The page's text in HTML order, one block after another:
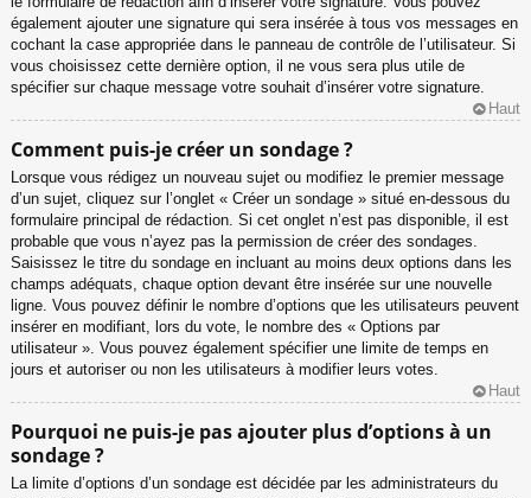
également ajouter une signature qui sera insérée à tous vos messages en
cochant la case appropriée dans le panneau de contrôle de l’utilisateur. Si
vous choisissez cette dernière option, il ne vous sera plus utile de
spécifier sur chaque message votre souhait d’insérer votre signature.
Haut
Comment puis-je créer un sondage ?
Lorsque vous rédigez un nouveau sujet ou modifiez le premier message
d’un sujet, cliquez sur l’onglet « Créer un sondage » situé en-dessous du
formulaire principal de rédaction. Si cet onglet n’est pas disponible, il est
probable que vous n’ayez pas la permission de créer des sondages.
Saisissez le titre du sondage en incluant au moins deux options dans les
champs adéquats, chaque option devant être insérée sur une nouvelle
ligne. Vous pouvez définir le nombre d’options que les utilisateurs peuvent
insérer en modifiant, lors du vote, le nombre des « Options par
utilisateur ». Vous pouvez également spécifier une limite de temps en
jours et autoriser ou non les utilisateurs à modifier leurs votes.
Haut
Pourquoi ne puis-je pas ajouter plus d’options à un
sondage ?
La limite d’options d’un sondage est décidée par les administrateurs du